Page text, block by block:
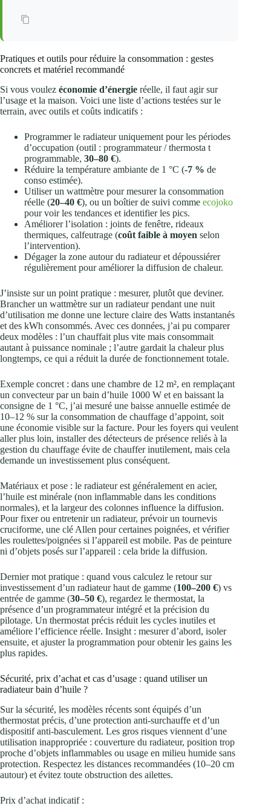
Pratiques et outils pour réduire la consommation : gestes
concrets et matériel recommandé
Si vous voulez économie d’énergie réelle, il faut agir sur
l’usage et la maison. Voici une liste d’actions testées sur le
terrain, avec outils et coûts indicatifs :
Programmer le radiateur uniquement pour les périodes
d’occupation (outil : programmateur / thermosta t
programmable, 30–80 €).
Réduire la température ambiante de 1 °C (-7 % de
conso estimée).
Utiliser un wattmètre pour mesurer la consommation
réelle (20–40 €), ou un boîtier de suivi comme ecojoko
pour voir les tendances et identifier les pics.
Améliorer l’isolation : joints de fenêtre, rideaux
thermiques, calfeutrage (coût faible à moyen selon
l’intervention).
Dégager la zone autour du radiateur et dépoussiérer
régulièrement pour améliorer la diffusion de chaleur.
J’insiste sur un point pratique : mesurer, plutôt que deviner.
Brancher un wattmètre sur un radiateur pendant une nuit
d’utilisation me donne une lecture claire des Watts instantanés
et des kWh consommés. Avec ces données, j’ai pu comparer
deux modèles : l’un chauffait plus vite mais consommait
autant à puissance nominale ; l’autre gardait la chaleur plus
longtemps, ce qui a réduit la durée de fonctionnement totale.
Exemple concret : dans une chambre de 12 m², en remplaçant
un convecteur par un bain d’huile 1000 W et en baissant la
consigne de 1 °C, j’ai mesuré une baisse annuelle estimée de
10–12 % sur la consommation de chauffage d’appoint, soit
une économie visible sur la facture. Pour les foyers qui veulent
aller plus loin, installer des détecteurs de présence reliés à la
gestion du chauffage évite de chauffer inutilement, mais cela
demande un investissement plus conséquent.
Matériaux et pose : le radiateur est généralement en acier,
l’huile est minérale (non inflammable dans les conditions
normales), et la largeur des colonnes influence la diffusion.
Pour fixer ou entretenir un radiateur, prévoir un tournevis
cruciforme, une clé Allen pour certaines poignées, et vérifier
les roulettes/poignées si l’appareil est mobile. Pas de peinture
ni d’objets posés sur l’appareil : cela bride la diffusion.
Dernier mot pratique : quand vous calculez le retour sur
investissement d’un radiateur haut de gamme (100–200 €) vs
entrée de gamme (30–50 €), regardez le thermostat, la
présence d’un programmateur intégré et la précision du
pilotage. Un thermostat précis réduit les cycles inutiles et
améliore l’efficience réelle. Insight : mesurer d’abord, isoler
ensuite, et ajuster la programmation pour obtenir les gains les
plus rapides.
Sécurité, prix d’achat et cas d’usage : quand utiliser un
radiateur bain d’huile ?
Sur la sécurité, les modèles récents sont équipés d’un
thermostat précis, d’une protection anti-surchauffe et d’un
dispositif anti-basculement. Les gros risques viennent d’une
utilisation inappropriée : couverture du radiateur, position trop
proche d’objets inflammables ou usage en milieu humide sans
protection. Respectez les distances recommandées (10–20 cm
autour) et évitez toute obstruction des ailettes.
Prix d’achat indicatif :